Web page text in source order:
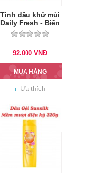
Tinh dầu khử mùi
Daily Fresh - Biển
xanh 440ml
92.000 VNĐ
MUA HÀNG
Ưa thích